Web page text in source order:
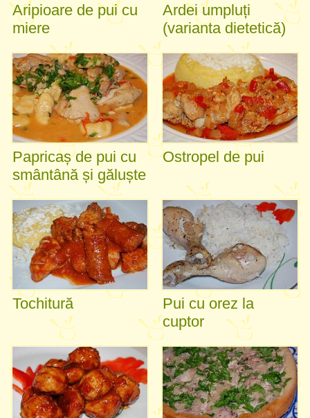
Aripioare de pui cu
miere
Ardei umpluți
(varianta dietetică)
Papricaș de pui cu
smântână și găluște
Ostropel de pui
Tochitură
Pui cu orez la
cuptor